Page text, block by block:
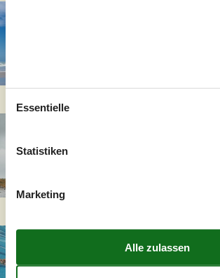
Dänemark
Essentielle
Statistiken
Marketing